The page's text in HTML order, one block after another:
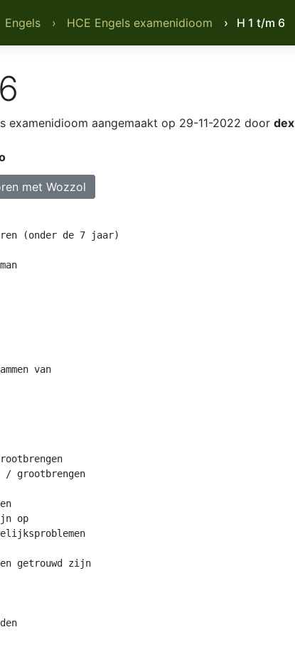
› HCE Engels examenidioom › H 1 t/m 6
examenidioom aangemaakt op 29-11-2022 door dex
met Wozzol
(onder de 7 jaar)
van
/ grootbrengen
op
getrouwd zijn